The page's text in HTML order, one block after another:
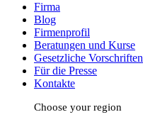
Firma
Blog
Firmenprofil
Beratungen und Kurse
Gesetzliche Vorschriften
Für die Presse
Kontakte
Choose your region